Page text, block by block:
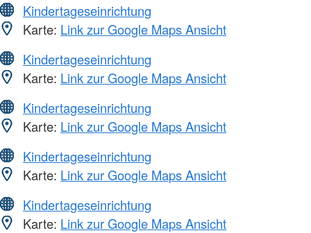
Kindertageseinrichtung
Karte: Link zur Google Maps Ansicht
Kindertageseinrichtung
Karte: Link zur Google Maps Ansicht
Kindertageseinrichtung
Karte: Link zur Google Maps Ansicht
Kindertageseinrichtung
Karte: Link zur Google Maps Ansicht
Kindertageseinrichtung
Karte: Link zur Google Maps Ansicht